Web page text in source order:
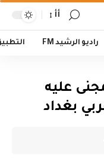
أأ
راديو الرشيد FM
عليه
بغداد